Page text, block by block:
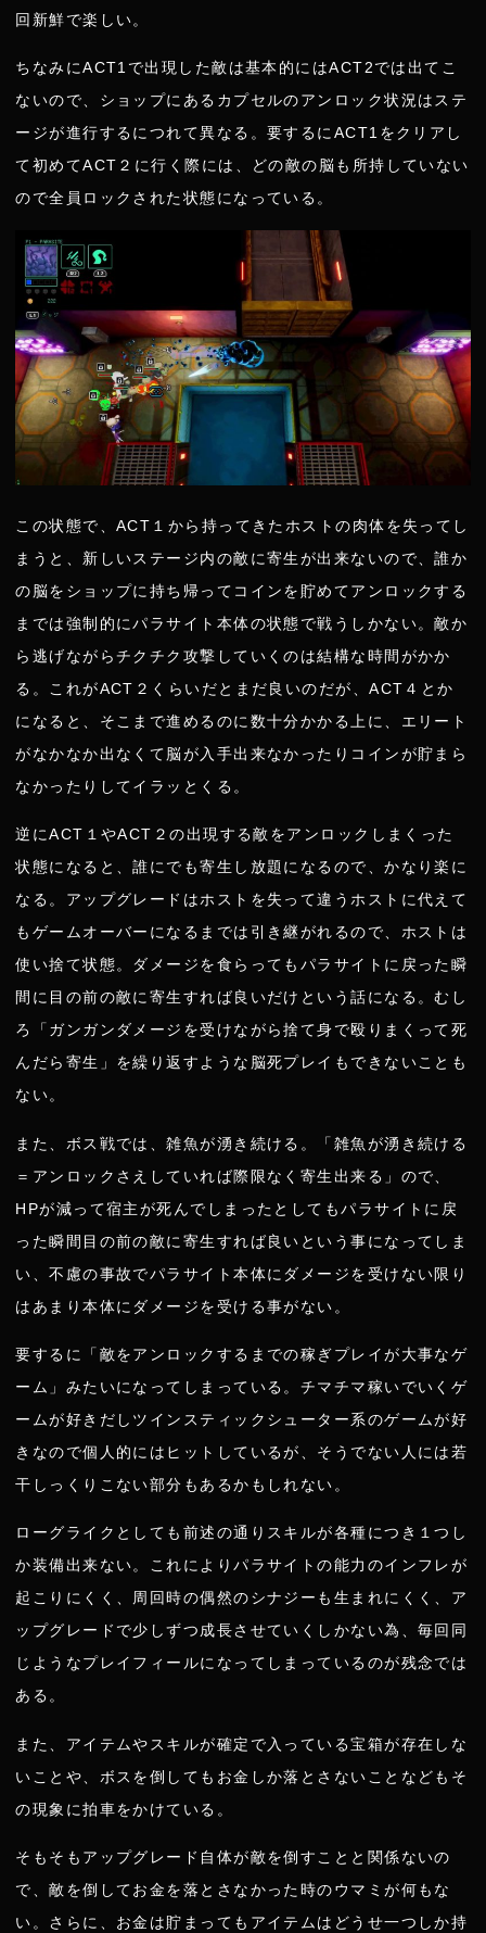
回新鮮で楽しい。
ちなみにACT1で出現した敵は基本的にはACT2では出てこ
ないので、ショップにあるカプセルのアンロック状況はステ
ージが進行するにつれて異なる。要するにACT1をクリアし
て初めてACT２に行く際には、どの敵の脳も所持していない
ので全員ロックされた状態になっている。
この状態で、ACT１から持ってきたホストの肉体を失ってし
まうと、新しいステージ内の敵に寄生が出来ないので、誰か
の脳をショップに持ち帰ってコインを貯めてアンロックする
までは強制的にパラサイト本体の状態で戦うしかない。敵か
ら逃げながらチクチク攻撃していくのは結構な時間がかか
る。これがACT２くらいだとまだ良いのだが、ACT４とか
になると、そこまで進めるのに数十分かかる上に、エリート
がなかなか出なくて脳が入手出来なかったりコインが貯まら
なかったりしてイラッとくる。
逆にACT１やACT２の出現する敵をアンロックしまくった
状態になると、誰にでも寄生し放題になるので、かなり楽に
なる。アップグレードはホストを失って違うホストに代えて
もゲームオーバーになるまでは引き継がれるので、ホストは
使い捨て状態。ダメージを食らってもパラサイトに戻った瞬
間に目の前の敵に寄生すれば良いだけという話になる。むし
ろ「ガンガンダメージを受けながら捨て身で殴りまくって死
んだら寄生」を繰り返すような脳死プレイもできないことも
ない。
また、ボス戦では、雑魚が湧き続ける。「雑魚が湧き続ける
＝アンロックさえしていれば際限なく寄生出来る」ので、
HPが減って宿主が死んでしまったとしてもパラサイトに戻
った瞬間目の前の敵に寄生すれば良いという事になってしま
い、不慮の事故でパラサイト本体にダメージを受けない限り
はあまり本体にダメージを受ける事がない。
要するに「敵をアンロックするまでの稼ぎプレイが大事なゲ
ーム」みたいになってしまっている。チマチマ稼いでいくゲ
ームが好きだしツインスティックシューター系のゲームが好
きなので個人的にはヒットしているが、そうでない人には若
干しっくりこない部分もあるかもしれない。
ローグライクとしても前述の通りスキルが各種につき１つし
か装備出来ない。これによりパラサイトの能力のインフレが
起こりにくく、周回時の偶然のシナジーも生まれにくく、ア
ップグレードで少しずつ成長させていくしかない為、毎回同
じようなプレイフィールになってしまっているのが残念では
ある。
また、アイテムやスキルが確定で入っている宝箱が存在しな
いことや、ボスを倒してもお金しか落とさないことなどもそ
の現象に拍車をかけている。
そもそもアップグレード自体が敵を倒すことと関係ないの
で、敵を倒してお金を落とさなかった時のウマミが何もな
い。さらに、お金は貯まってもアイテムはどうせ一つしか持